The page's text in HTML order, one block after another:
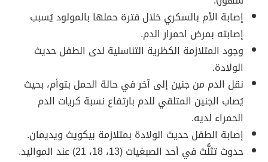
إصابة الأم بالسكري خلال فترة حملها بالمولود يُسبب
إصابته بمرض احمرار الدم.
وجود المتلازمة الكظرية التناسلية لدى الطفل حديث
الولادة.
نقل الدم من جنين إلى آخر في حالة الحمل بتوأم، بحيث
يُصاب الجنين المتلقي للدم بارتفاع نسبة كريات الدم
الحمراء لديه.
إصابة الطفل حديث الولادة بمتلازمة بيكويث ويديمان.
حدوث تثلُّث في أحد الصبغيات (13، 18، 21) عند المواليد.